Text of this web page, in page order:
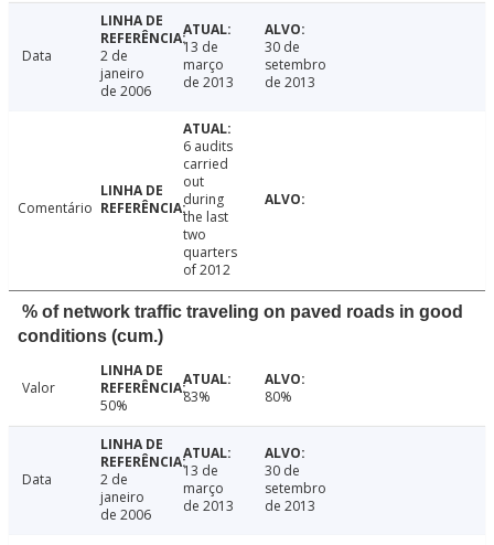
Data
2 de
janeiro
de 2006
13 de
março
de 2013
30 de
setembro
de 2013
Comentário
6 audits
carried
out
during
the last
two
quarters
of 2012
% of network traffic traveling on paved roads in good
conditions (cum.)
Valor
50%
83% 80%
Data
2 de
janeiro
de 2006
13 de
março
de 2013
30 de
setembro
de 2013